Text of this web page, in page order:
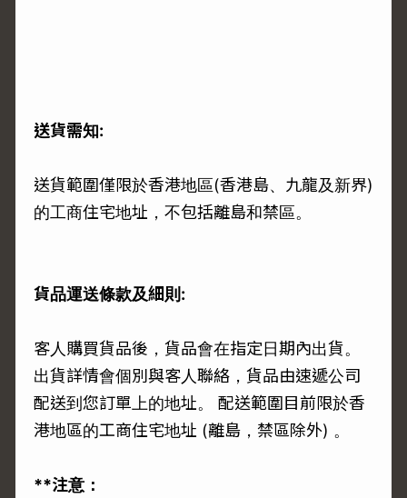
送貨需知:
送貨範圍僅限於香港地區(香港島、九龍及新界)
的工商住宅地址，不包括離島和禁區。
貨品運送條款及細則:
客人購買貨品後，貨品會在指定日期內出貨。
出貨詳情會個別與客人聯絡，貨品由速遞公司
配送到您訂單上的地址。 配送範圍目前限於香
港地區的工商住宅地址 (離島，禁區除外) 。
**注意：